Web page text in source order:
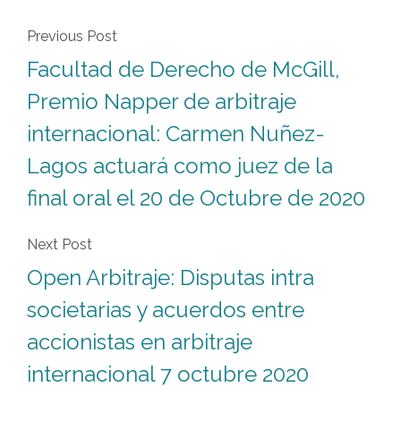
Previous Post
Facultad de Derecho de McGill,
Premio Napper de arbitraje
internacional: Carmen Nuñez-
Lagos actuará como juez de la
final oral el 20 de Octubre de 2020
Next Post
Open Arbitraje: Disputas intra
societarias y acuerdos entre
accionistas en arbitraje
internacional 7 octubre 2020